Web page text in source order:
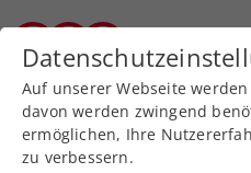
Zurück zur
Allgemeine Klasse
Auf unserer Webseite
davon werden zwingend
ermöglichen, Ihre
zu verbessern.